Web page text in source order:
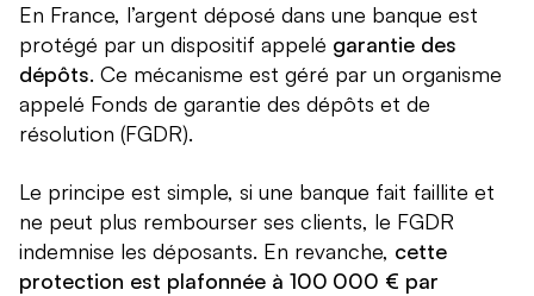
En France, l’argent déposé dans une banque est
protégé par un dispositif appelé garantie des
dépôts. Ce mécanisme est géré par un organisme
appelé Fonds de garantie des dépôts et de
résolution (FGDR).
Le principe est simple, si une banque fait faillite et
ne peut plus rembourser ses clients, le FGDR
indemnise les déposants. En revanche, cette
protection est plafonnée à 100 000 € par